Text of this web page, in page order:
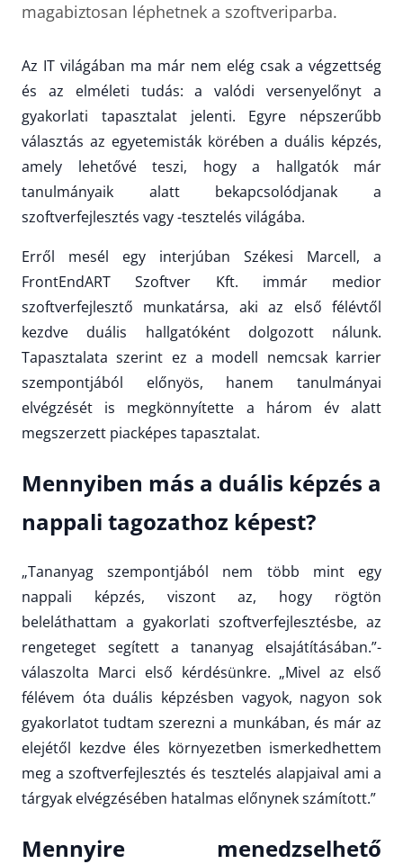
magabiztosan léphetnek a szoftveriparba.
Az IT világában ma már nem elég csak a végzettség
és az elméleti tudás: a valódi versenyelőnyt a
gyakorlati tapasztalat jelenti. Egyre népszerűbb
választás az egyetemisták körében a duális képzés,
amely lehetővé teszi, hogy a hallgatók már
tanulmányaik alatt bekapcsolódjanak a
szoftverfejlesztés vagy -tesztelés világába.
Erről mesél egy interjúban Székesi Marcell, a
FrontEndART Szoftver Kft. immár medior
szoftverfejlesztő munkatársa, aki az első félévtől
kezdve duális hallgatóként dolgozott nálunk.
Tapasztalata szerint ez a modell nemcsak karrier
szempontjából előnyös, hanem tanulmányai
elvégzését is megkönnyítette a három év alatt
megszerzett piacképes tapasztalat.
Mennyiben más a duális képzés a
nappali tagozathoz képest?
„Tananyag szempontjából nem több mint egy
nappali képzés, viszont az, hogy rögtön
beleláthattam a gyakorlati szoftverfejlesztésbe, az
rengeteget segített a tananyag elsajátításában.”-
válaszolta Marci első kérdésünkre. „Mivel az első
félévem óta duális képzésben vagyok, nagyon sok
gyakorlatot tudtam szerezni a munkában, és már az
elejétől kezdve éles környezetben ismerkedhettem
meg a szoftverfejlesztés és tesztelés alapjaival ami a
tárgyak elvégzésében hatalmas előnynek számított.”
Mennyire menedzselhető